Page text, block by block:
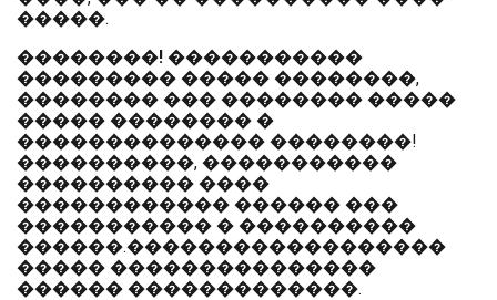
�����.
��������! �����������
��������� ����� ��������,
�������� ��� �������� �����
����� �������� �
�������������� ��������!
����������, �����������
���������� ����
������������ ������ ���
����������� � ����������
������.������������������
����� ���������������
������ �������������.